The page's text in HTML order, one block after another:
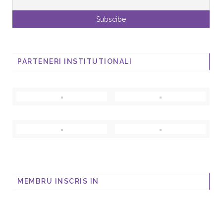
PARTENERI INSTITUTIONALI
MEMBRU INSCRIS IN